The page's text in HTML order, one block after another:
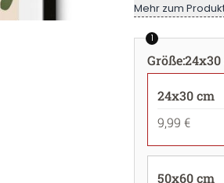
Mehr zum
1
Größe:24x30
24x30 cm
9,99 €
50x60 cm